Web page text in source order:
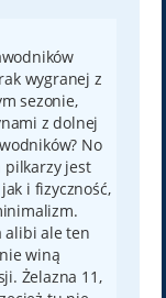
wygranej z
sezonie,
z dolnej
No
pilkarzy jest
i fizyczność,
alibi ale ten
winą
Żelazna 11,